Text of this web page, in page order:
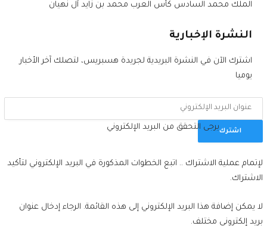
الملك محمد السادس كأس العرب محمد بن زايد آل نهيان
النشرة الإخبارية
اشترك الآن في النشرة البريدية لجريدة هسبريس، لتصلك آخر الأخبار
يوميا
اشتركيرجى التحقق من البريد الإلكتروني
لإتمام عملية الاشتراك .. اتبع الخطوات المذكورة في البريد الإلكتروني لتأكيد
الاشتراك.
لا يمكن إضافة هذا البريد الإلكتروني إلى هذه القائمة. الرجاء إدخال عنوان
بريد إلكتروني مختلف.